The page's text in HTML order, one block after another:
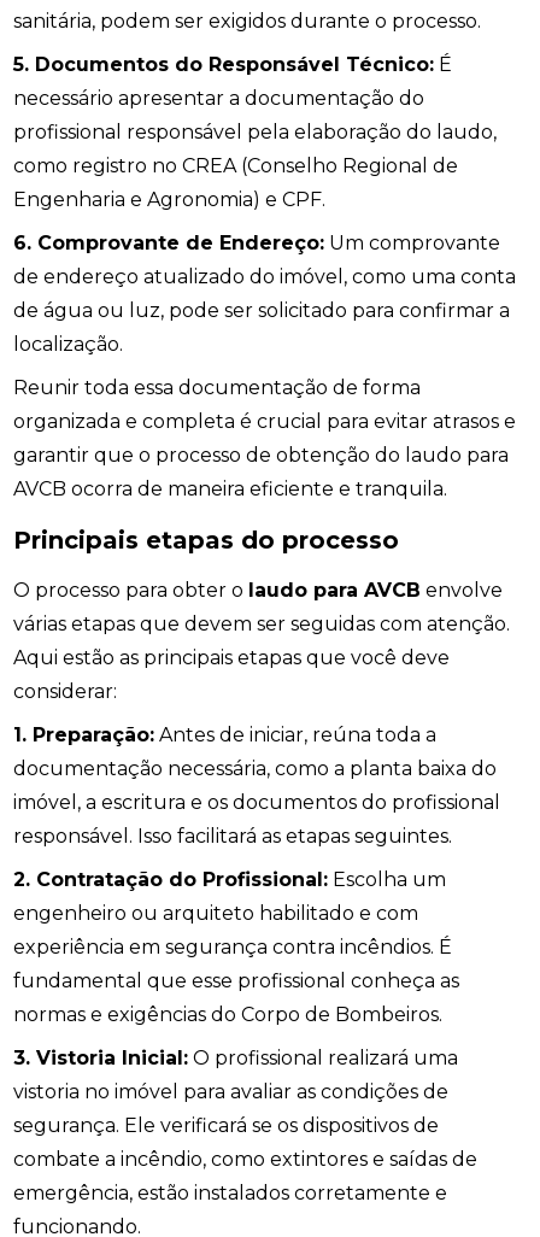
sanitária, podem ser exigidos durante o processo.
5. Documentos do Responsável Técnico: É
necessário apresentar a documentação do
profissional responsável pela elaboração do laudo,
como registro no CREA (Conselho Regional de
Engenharia e Agronomia) e CPF.
6. Comprovante de Endereço: Um comprovante
de endereço atualizado do imóvel, como uma conta
de água ou luz, pode ser solicitado para confirmar a
localização.
Reunir toda essa documentação de forma
organizada e completa é crucial para evitar atrasos e
garantir que o processo de obtenção do laudo para
AVCB ocorra de maneira eficiente e tranquila.
Principais etapas do processo
O processo para obter o laudo para AVCB envolve
várias etapas que devem ser seguidas com atenção.
Aqui estão as principais etapas que você deve
considerar:
1. Preparação: Antes de iniciar, reúna toda a
documentação necessária, como a planta baixa do
imóvel, a escritura e os documentos do profissional
responsável. Isso facilitará as etapas seguintes.
2. Contratação do Profissional: Escolha um
engenheiro ou arquiteto habilitado e com
experiência em segurança contra incêndios. É
fundamental que esse profissional conheça as
normas e exigências do Corpo de Bombeiros.
3. Vistoria Inicial: O profissional realizará uma
vistoria no imóvel para avaliar as condições de
segurança. Ele verificará se os dispositivos de
combate a incêndio, como extintores e saídas de
emergência, estão instalados corretamente e
funcionando.